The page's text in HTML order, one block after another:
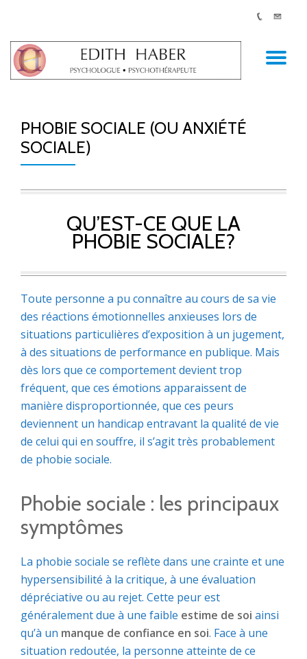
Aller
PHOBIE SOCIALE (OU ANXIÉTÉ
SOCIALE)
QU’EST-CE QUE LA
PHOBIE SOCIALE?
Toute personne a pu connaître au cours de sa vie
des réactions émotionnelles anxieuses lors de
situations particulières d’exposition à un jugement,
à des situations de performance en publique. Mais
dès lors que ce comportement devient trop
fréquent, que ces émotions apparaissent de
manière disproportionnée, que ces peurs
deviennent un handicap entravant la qualité de vie
de celui qui en souffre, il s’agit très probablement
de phobie sociale.
Phobie sociale : les principaux
symptômes
La phobie sociale se reflète dans une crainte et une
hypersensibilité à la critique, à une évaluation
dépréciative ou au rejet. Cette peur est
généralement due à une faible estime de soi ainsi
qu’à un manque de confiance en soi. Face à une
situation redoutée, la personne atteinte de ce